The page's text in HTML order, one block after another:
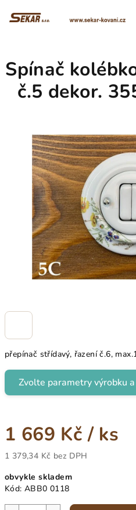
přepínač střídavý, řazení č.6,
Zvolte parametry výrobku
1 669 Kč / ks
1 379,34 Kč bez DPH
cena:
obvykle skladem
Kód: ABB0 0118
Spínač
č.5 dekor.